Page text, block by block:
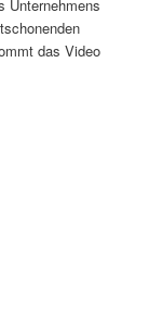
Unternehmens
das Video